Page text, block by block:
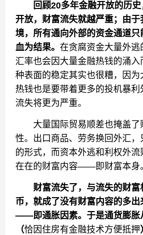
回顾20多年金融开放的历
开放，财富流失就越严重； 由于
境，所有通向外部的资金通道
血为结果。在贪腐资金大量外逃
汇率也会因大量金融热钱的涌入
种表面的稳定其实也很糟，因为
热钱也是要带着更多的投机暴利
流失将更为严重。
大量国际贸易顺差也掩盖了
性。出口商品、劳务换回外汇，
的形式，而资本外逃和利权外
在在的财富内容——即财富本身
财富流失了，与流失的财富
币，就成了没有财富内容的多出
——即通胀因素。于是通货膨胀
（恰因住房有金融技术方便抵押